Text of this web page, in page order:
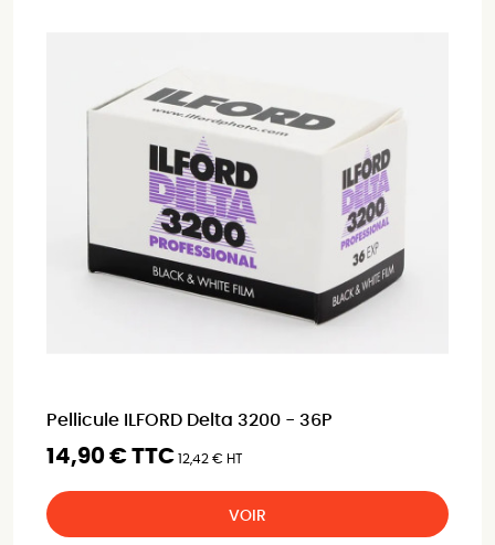
Pellicule ILFORD Delta 3200 - 36P
14,90 € TTC 12,42 € HT
VOIR